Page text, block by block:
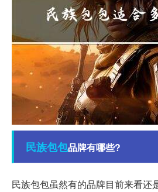
民族包包品牌有哪些?
民族包包虽然有的品牌目前来看还